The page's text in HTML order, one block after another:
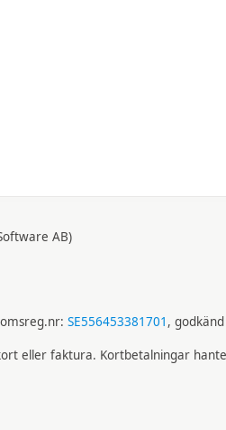
AB)
SE556453381701 ,
eller faktura. Kortbetalningar